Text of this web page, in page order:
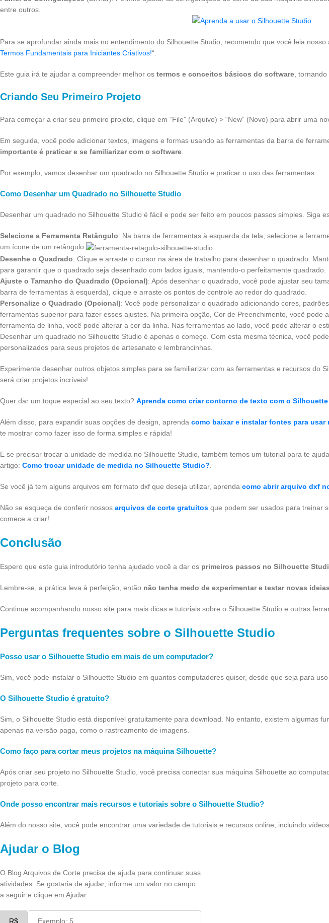
entre outros.
Para se aprofundar ainda mais no entendimento do Silhouette Studio, recomendo que você leia nosso
Termos Fundamentais para Iniciantes Criativos!“.
Este guia irá te ajudar a compreender melhor os termos e conceitos básicos do software, tornando
Criando Seu Primeiro Projeto
Para começar a criar seu primeiro projeto, clique em “File” (Arquivo) > “New” (Novo) para abrir uma
Em seguida, você pode adicionar textos, imagens e formas usando as ferramentas da barra de
importante é praticar e se familiarizar com o software.
Por exemplo, vamos desenhar um quadrado no Silhouette Studio e praticar o uso das ferramentas.
Como Desenhar um Quadrado no Silhouette Studio
Desenhar um quadrado no Silhouette Studio é fácil e pode ser feito em poucos passos simples. Siga
Selecione a Ferramenta Retângulo: Na barra de ferramentas à esquerda da tela, selecione a
um ícone de um retângulo.
Desenhe o Quadrado: Clique e arraste o cursor na área de trabalho para desenhar o quadrado.
para garantir que o quadrado seja desenhado com lados iguais, mantendo-o perfeitamente quadrado.
Ajuste o Tamanho do Quadrado (Opcional): Após desenhar o quadrado, você pode ajustar seu
barra de ferramentas à esquerda), clique e arraste os pontos de controle ao redor do quadrado.
Personalize o Quadrado (Opcional): Você pode personalizar o quadrado adicionando cores,
ferramentas superior para fazer esses ajustes. Na primeira opção, Cor de Preenchimento, você pode
ferramenta de linha, você pode alterar a cor da linha. Nas ferramentas ao lado, você pode alterar o
Desenhar um quadrado no Silhouette Studio é apenas o começo. Com esta mesma técnica, você
personalizados para seus projetos de artesanato e lembrancinhas.
Experimente desenhar outros objetos simples para se familiarizar com as ferramentas e recursos do
será criar projetos incríveis!
Quer dar um toque especial ao seu texto? Aprenda como criar contorno de texto com o
Além disso, para expandir suas opções de design, aprenda como baixar e instalar fontes para usar
te mostrar como fazer isso de forma simples e rápida!
E se precisar trocar a unidade de medida no Silhouette Studio, também temos um tutorial para te
artigo: Como trocar unidade de medida no Silhouette Studio?
Se você já tem alguns arquivos em formato dxf que deseja utilizar, aprenda como abrir arquivo dxf
Não se esqueça de conferir nossos arquivos de corte gratuitos que podem ser usados para treinar
comece a criar!
Conclusão
Espero que este guia introdutório tenha ajudado você a dar os primeiros passos no Silhouette
Lembre-se, a prática leva à perfeição, então não tenha medo de experimentar e testar novas ideias
Continue acompanhando nosso site para mais dicas e tutoriais sobre o Silhouette Studio e outras
Perguntas frequentes sobre o Silhouette Studio
Posso usar o Silhouette Studio em mais de um computador?
Sim, você pode instalar o Silhouette Studio em quantos computadores quiser, desde que seja para uso
O Silhouette Studio é gratuito?
Sim, o Silhouette Studio está disponível gratuitamente para download. No entanto, existem algumas
apenas na versão paga, como o rastreamento de imagens.
Como faço para cortar meus projetos na máquina Silhouette?
Após criar seu projeto no Silhouette Studio, você precisa conectar sua máquina Silhouette ao
projeto para corte.
Onde posso encontrar mais recursos e tutoriais sobre o Silhouette Studio?
Além do nosso site, você pode encontrar uma variedade de tutoriais e recursos online, incluindo
Ajudar o Blog
O Blog Arquivos de Corte precisa de ajuda para continuar suas
atividades. Se gostaria de ajudar, informe um valor no campo
a seguir e clique em Ajudar.
R$